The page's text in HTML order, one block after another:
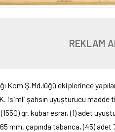
REKLAM
Kom Ş.Md.lüğü ekiplerince
isimli şahsın uyuşturucu madde
gr. kubar esrar, (1) adet
mm. çapında tabanca, (45)